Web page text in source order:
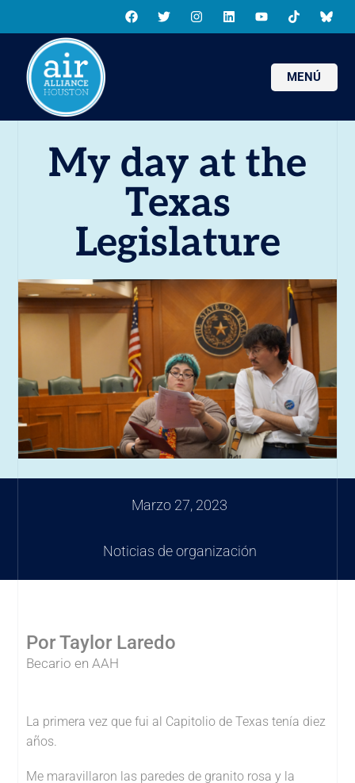
MENÚ
My day at the
Texas
Legislature
Marzo 27, 2023
Noticias de organización
Por Taylor Laredo
Becario en AAH
La primera vez que fui al Capitolio de Texas tenía diez
años.
Me maravillaron las paredes de granito rosa y la